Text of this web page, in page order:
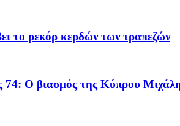
το ρεκόρ κερδών των τραπεζών
74: Ο βιασμός της Κύπρου